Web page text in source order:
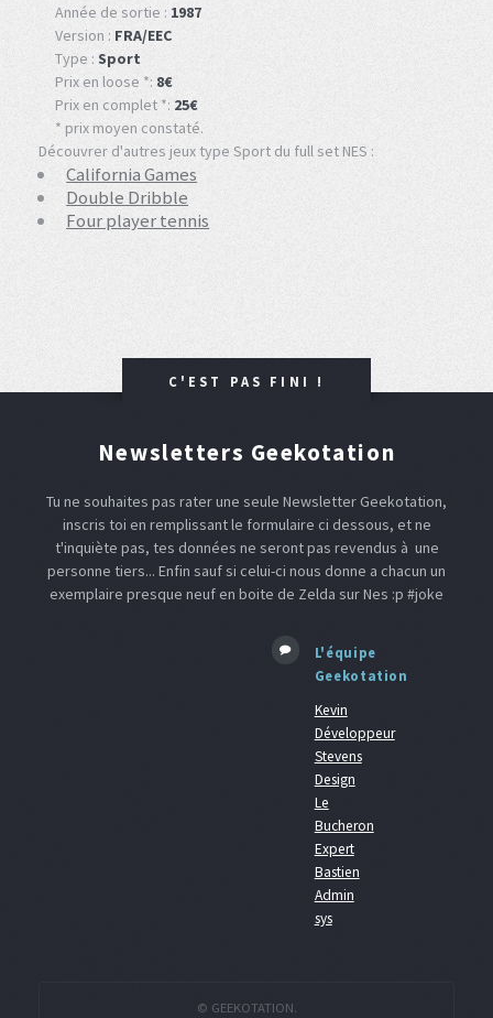
Année de sortie : 1987
Version : FRA/EEC
Type : Sport
Prix en loose *: 8€
Prix en complet *: 25€
* prix moyen constaté.
Découvrer d'autres jeux type Sport du full set NES :
California Games
Double Dribble
Four player tennis
C'EST PAS FINI !
Newsletters Geekotation
Tu ne souhaites pas rater une seule Newsletter Geekotation,
inscris toi en remplissant le formulaire ci dessous, et ne
t'inquiète pas, tes données ne seront pas revendus à une
personne tiers... Enfin sauf si celui-ci nous donne a chacun un
exemplaire presque neuf en boite de Zelda sur Nes :p #joke
L'équipe
Geekotation
Kevin
Développeur
Stevens
Design
Le
Bucheron
Expert
Bastien
Admin
sys
© GEEKOTATION.